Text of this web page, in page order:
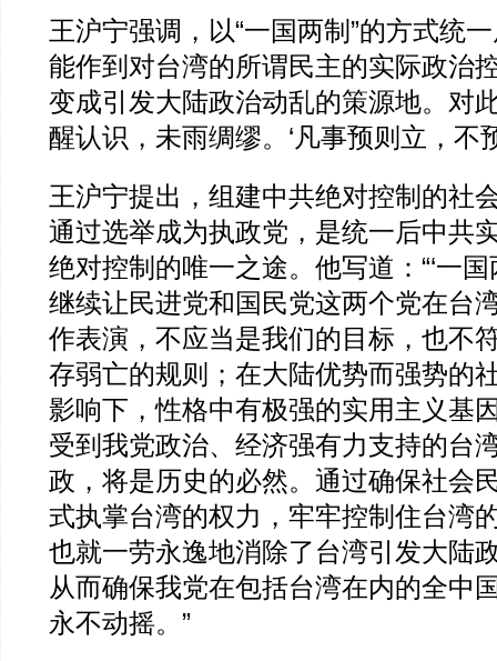
王沪宁强调，以“一国两制”的方式统
能作到对台湾的所谓民主的实际政治
变成引发大陆政治动乱的策源地。对
醒认识，未雨绸缪。‘凡事预则立，不
王沪宁提出，组建中共绝对控制的社
通过选举成为执政党，是统一后中共
绝对控制的唯一之途。他写道：“‘一国
继续让民进党和国民党这两个党在台
作表演，不应当是我们的目标，也不
存弱亡的规则；在大陆优势而强势的
影响下，性格中有极强的实用主义基
受到我党政治、经济强有力支持的台
政，将是历史的必然。通过确保社会
式执掌台湾的权力，牢牢控制住台湾
也就一劳永逸地消除了台湾引发大陆
从而确保我党在包括台湾在内的全中
永不动摇。”